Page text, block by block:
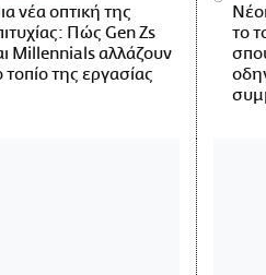
νέα οπτική της
Πώς Gen Zs
Millennials αλλάζουν
τοπίο της εργασίας
το